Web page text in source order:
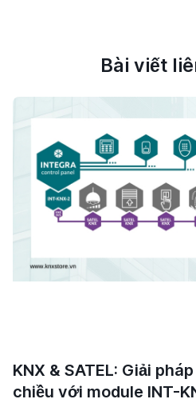
Bài viết
KNX & SATEL: Giải
chiều với module INT-